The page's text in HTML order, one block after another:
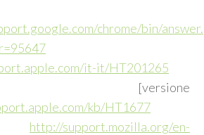
chrome/bin/
it-it/HT201265
[versione
kb/HT1677
http://support.mozilla.org/en-